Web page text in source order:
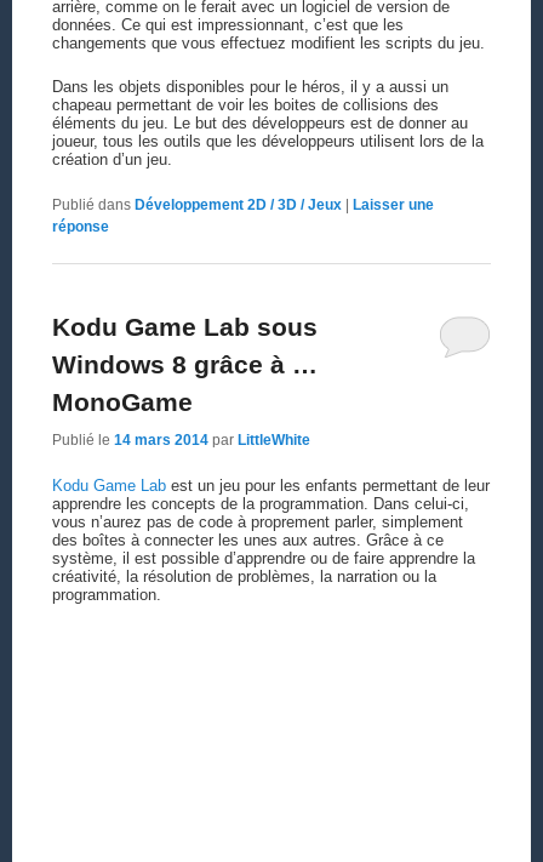
arrière, comme on le ferait avec un logiciel de version de
données. Ce qui est impressionnant, c’est que les
changements que vous effectuez modifient les scripts du jeu.
Dans les objets disponibles pour le héros, il y a aussi un
chapeau permettant de voir les boites de collisions des
éléments du jeu. Le but des développeurs est de donner au
joueur, tous les outils que les développeurs utilisent lors de la
création d’un jeu.
Publié dans Développement 2D / 3D / Jeux
Laisser une
réponse
Kodu Game Lab sous
Windows 8 grâce à …
MonoGame
Publié le 14 mars 2014 par LittleWhite
Kodu Game Labest un jeu pour les enfants permettant de leur
apprendre les concepts de la programmation. Dans celui-ci,
vous n’aurez pas de code à proprement parler, simplement
des boîtes à connecter les unes aux autres. Grâce à ce
système, il est possible d’apprendre ou de faire apprendre la
créativité, la résolution de problèmes, la narration ou la
programmation.